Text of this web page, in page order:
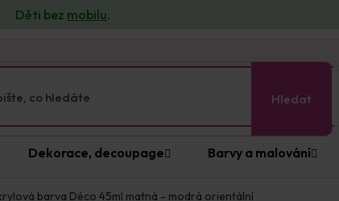
Děti bez mobilu.
Hledat
Dekorace, decoupage Barvy a malování
barva Déco 45ml matná - modrá orientální